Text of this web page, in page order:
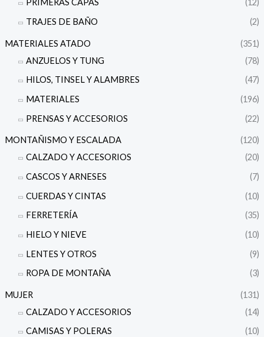
PRIMERAS CAPAS
(12)
TRAJES DE BAÑO
(2)
MATERIALES ATADO
(351)
ANZUELOS Y TUNG
(78)
HILOS, TINSEL Y ALAMBRES
(47)
MATERIALES
(196)
PRENSAS Y ACCESORIOS
(22)
MONTAÑISMO Y ESCALADA
(120)
CALZADO Y ACCESORIOS
(20)
CASCOS Y ARNESES
(7)
CUERDAS Y CINTAS
(10)
FERRETERÍA
(35)
HIELO Y NIEVE
(10)
LENTES Y OTROS
(9)
ROPA DE MONTAÑA
(3)
MUJER
(131)
CALZADO Y ACCESORIOS
(14)
CAMISAS Y POLERAS
(10)